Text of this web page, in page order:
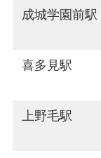
成城学園前駅
喜多見駅
上野毛駅